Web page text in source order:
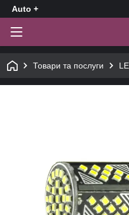
Auto +
Товари та послуги